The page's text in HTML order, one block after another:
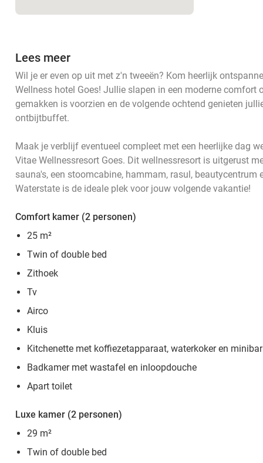
Lees meer
Wil je er even op uit met z'n tweeën? Kom heerlijk
Wellness hotel Goes! Jullie slapen in een moderne comfort
gemakken is voorzien en de volgende ochtend genieten
ontbijtbuffet.
Maak je verblijf eventueel compleet met een heerlijke dag
Vitae Wellnessresort Goes. Dit wellnessresort is uitgerust
sauna's, een stoomcabine, hammam, rasul, beautycentrum
Waterstate is de ideale plek voor jouw volgende vakantie!
Comfort kamer (2 personen)
25 m²
Twin of double bed
Zithoek
Tv
Airco
Kluis
Kitchenette met koffiezetapparaat, waterkoker en minibar
Badkamer met wastafel en inloopdouche
Apart toilet
Luxe kamer (2 personen)
29 m²
Twin of double bed